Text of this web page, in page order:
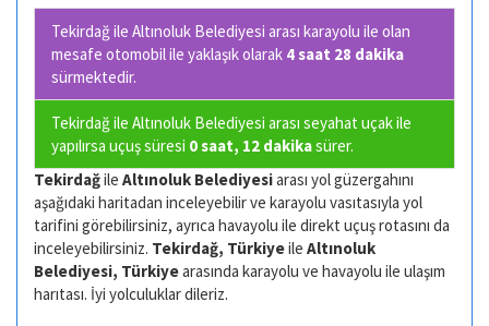
Tekirdağ ile Altınoluk Belediyesi arası karayolu ile olan
mesafe otomobil ile yaklaşık olarak 4 saat 28 dakika
sürmektedir.
Tekirdağ ile Altınoluk Belediyesi arası seyahat uçak ile
yapılırsa uçuş süresi 0 saat, 12 dakikasürer.
Tekirdağile Altınoluk Belediyesiarası yol güzergahını
aşağıdaki haritadan inceleyebilir ve karayolu vasıtasıyla yol
tarifini görebilirsiniz, ayrıca havayolu ile direkt uçuş rotasını da
inceleyebilirsiniz. Tekirdağ, Türkiyeile Altınoluk
Belediyesi, Türkiyearasında karayolu ve havayolu ile ulaşım
harıtası. İyi yolculuklar dileriz.